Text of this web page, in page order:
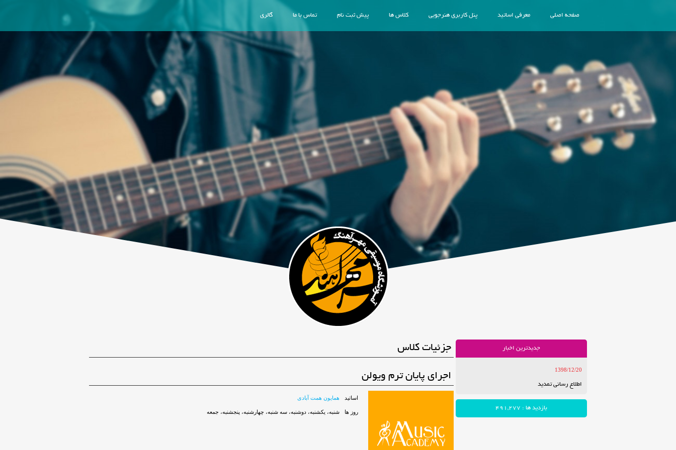
صفحه اصلی معرفی اساتید پنل کاربری هنرجویی کلاس ها پیش ثبت نام تماس با ما گالری
جزئیات کلاس
اجرای پایان ترم ویولن
اساتید همایون همت آبادی
روز ها شنبه، یکشنبه، دوشنبه، سه شنبه، چهارشنبه، پنجشنبه، جمعه
جدیدترین اخبار
1398/12/20
اطلاع رسانی تمدید
بازدید ها : 491,277